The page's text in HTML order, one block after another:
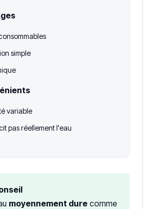
simple
variable
pas réellement l'eau
moyennement dure comme